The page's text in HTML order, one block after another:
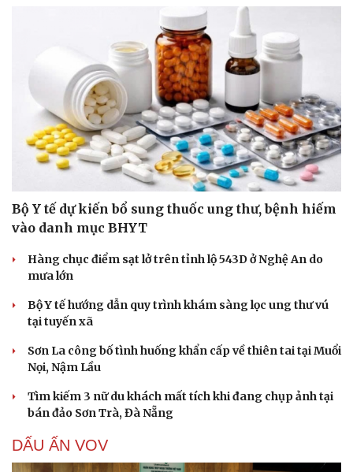
Cải chính
Bộ Y tế dự kiến bổ sung thuốc ung thư, bệnh hiếm
vào danh mục BHYT
Hàng chục điểm sạt lở trên tỉnh lộ 543D ở Nghệ An do
mưa lớn
Bộ Y tế hướng dẫn quy trình khám sàng lọc ung thư vú
tại tuyến xã
Sơn La công bố tình huống khẩn cấp về thiên tai tại Muổi
Nọi, Nậm Lầu
Tìm kiếm 3 nữ du khách mất tích khi đang chụp ảnh tại
bán đảo Sơn Trà, Đà Nẵng
DẤU ẤN VOV